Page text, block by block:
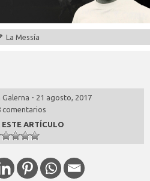
La Messía
Galerna - 21 agosto, 2017
comentarios
ARTÍCULO